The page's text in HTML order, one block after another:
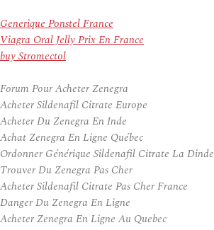
Generique Ponstel France
Viagra Oral Jelly Prix En France
buy Stromectol
Forum Pour Acheter Zenegra
Acheter Sildenafil Citrate Europe
Acheter Du Zenegra En Inde
Achat Zenegra En Ligne Québec
Ordonner Générique Sildenafil Citrate La Dinde
Trouver Du Zenegra Pas Cher
Acheter Sildenafil Citrate Pas Cher France
Danger Du Zenegra En Ligne
Acheter Zenegra En Ligne Au Quebec